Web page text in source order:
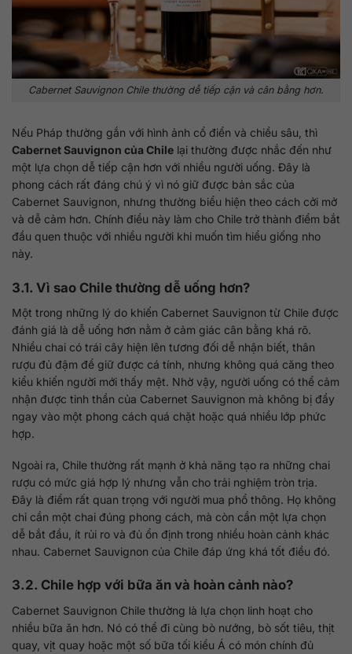
Cabernet Sauvignon Chile thường dễ tiếp cận và cân bằng hơn.
Nếu Pháp thường gắn với hình ảnh cổ điển và chiều sâu, thì
Cabernet Sauvignon của Chile lại thường được nhắc đến như
một lựa chọn dễ tiếp cận hơn với nhiều người uống. Đây là
phong cách rất đáng chú ý vì nó giữ được bản sắc của
Cabernet Sauvignon, nhưng thường biểu hiện theo cách cởi mở
và dễ cảm hơn. Chính điều này làm cho Chile trở thành điểm bắt
đầu quen thuộc với nhiều người khi muốn tìm hiểu giống nho
này.
3.1. Vì sao Chile thường dễ uống hơn?
Một trong những lý do khiến Cabernet Sauvignon từ Chile được
đánh giá là dễ uống hơn nằm ở cảm giác cân bằng khá rõ.
Nhiều chai có trái cây hiện lên tương đối dễ nhận biết, thân
rượu đủ đậm để giữ được cá tính, nhưng không quá căng theo
kiểu khiến người mới thấy mệt. Nhờ vậy, người uống có thể cảm
nhận được tinh thần của Cabernet Sauvignon mà không bị đẩy
ngay vào một phong cách quá chặt hoặc quá nhiều lớp phức
hợp.
Ngoài ra, Chile thường rất mạnh ở khả năng tạo ra những chai
rượu có mức giá hợp lý nhưng vẫn cho trải nghiệm tròn trịa.
Đây là điểm rất quan trọng với người mua phổ thông. Họ không
chỉ cần một chai đúng phong cách, mà còn cần một lựa chọn
dễ bắt đầu, ít rủi ro và đủ ổn định trong nhiều hoàn cảnh khác
nhau. Cabernet Sauvignon của Chile đáp ứng khá tốt điều đó.
3.2. Chile hợp với bữa ăn và hoàn cảnh nào?
Cabernet Sauvignon Chile thường là lựa chọn linh hoạt cho
nhiều bữa ăn hơn. Nó có thể đi cùng bò nướng, bò sốt tiêu, thịt
quay, vịt quay hoặc một số bữa tối kiểu Á có món chính đủ